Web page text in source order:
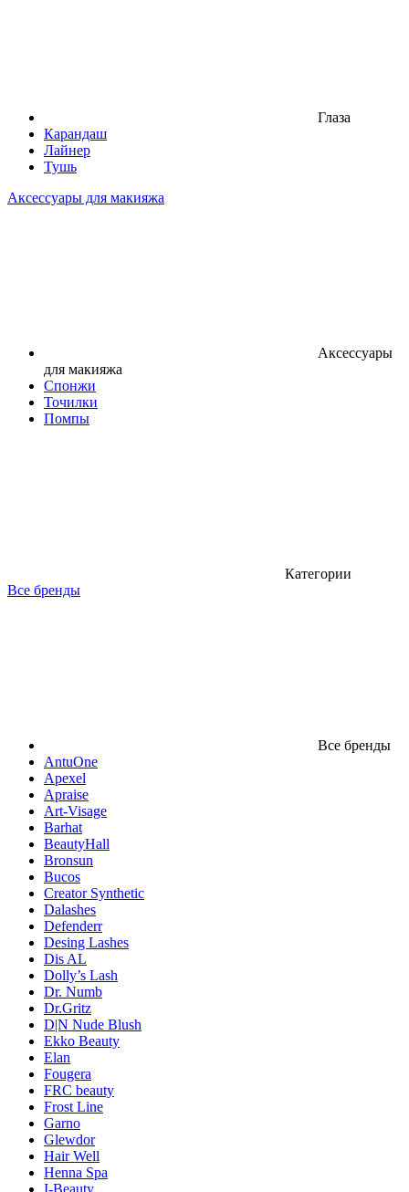
Глаза
Карандаш
Лайнер
Тушь
Аксессуары для макияжа
Аксессуары
для макияжа
Спонжи
Точилки
Помпы
Категории
Все бренды
Все бренды
AntuOne
Apexel
Apraise
Art-Visage
Barhat
BeautyHall
Bronsun
Bucos
Creator Synthetic
Dalashes
Defenderr
Desing Lashes
Dis AL
Dolly’s Lash
Dr. Numb
Dr.Gritz
D|N Nude Blush
Ekko Beauty
Elan
Fougera
FRC beauty
Frost Line
Garno
Glewdor
Hair Well
Henna Spa
I-Beauty